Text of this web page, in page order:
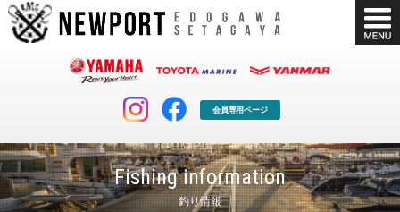
会員専用ページ
Fishing information
釣り情報